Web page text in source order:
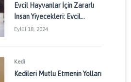
Evcil Hayvanlar İçin Zararlı
İnsan Yiyecekleri: Evcil
Dostlarınızı Korumak İçin
Eylül 18, 2024
Kedi
Kedileri Mutlu Etmenin Yolları